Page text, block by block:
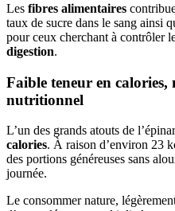
Les fibres alimentaires
taux de sucre dans le sang ainsi
pour ceux cherchant à contrôler
digestion.
Faible teneur en
nutritionnel
L’un des grands atouts de
calories. À raison d’environ 23
des portions généreuses sans
journée.
Le consommer nature,